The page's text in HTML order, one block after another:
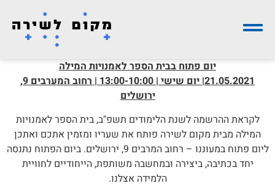
יום פתוח בבית הספר לאמנויות המילה
21.05.2021| יום שישי | 13:00-10:00 | רחוב המערבים 9,
ירושלים
לקראת ההרשמה לשנת הלימודים תשפ"ב, בית הספר לאמנויות
המילה מבית מקום לשירה פותח את שעריו ומזמין אתכם ואתכן
ליום פתוח במעוננו – רחוב המרבים 9, ירושלים. ביום הפתוח נתנסה
יחד בכתיבה, ביצירה ובמחשבה משותפת, הייחודיים לחוויית
הלמידה אצלנו.